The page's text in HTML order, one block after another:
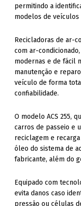
permitindo a
modelos de veículos
Recicladoras de ar-
com ar-
modernas e de fácil
manutenção e
veículo de forma
confiabilidade.
O modelo ACS 255,
carros de passeio e
reciclagem e
óleo do sistema de
fabricante, além do
Equipado com
evita danos caso
pressão ou células